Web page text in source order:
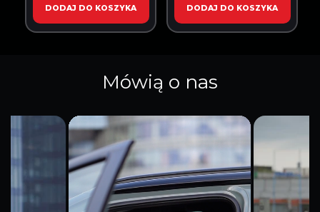
DODAJ DO KOSZYKA DODAJ DO KOSZYKA
Mówią o nas